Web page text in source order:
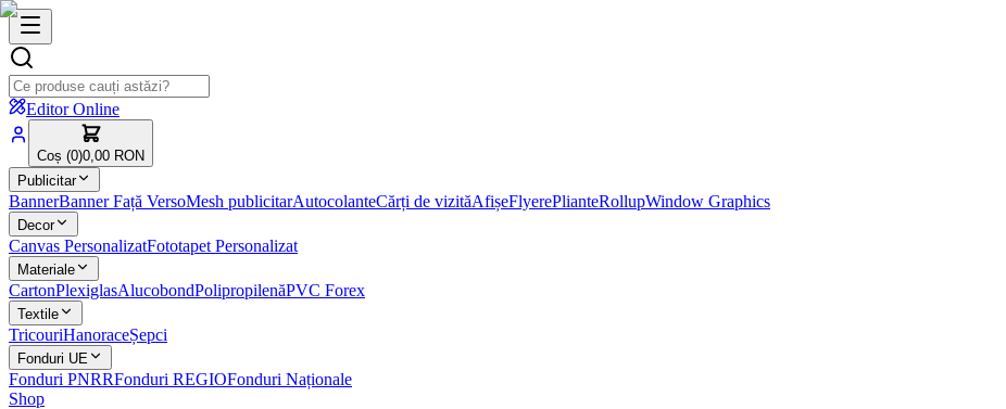
Editor Online
Coș (0)0,00 RON
Publicitar
BannerBanner Față VersoMesh publicitarAutocolanteCărți de vizităAfișeFlyerePlianteRollupWindow Graphics
Decor
Canvas PersonalizatFototapet Personalizat
Materiale
CartonPlexiglasAlucobondPolipropilenăPVC Forex
Textile
TricouriHanoraceȘepci
Fonduri UE
Fonduri PNRRFonduri REGIOFonduri Naționale
Shop